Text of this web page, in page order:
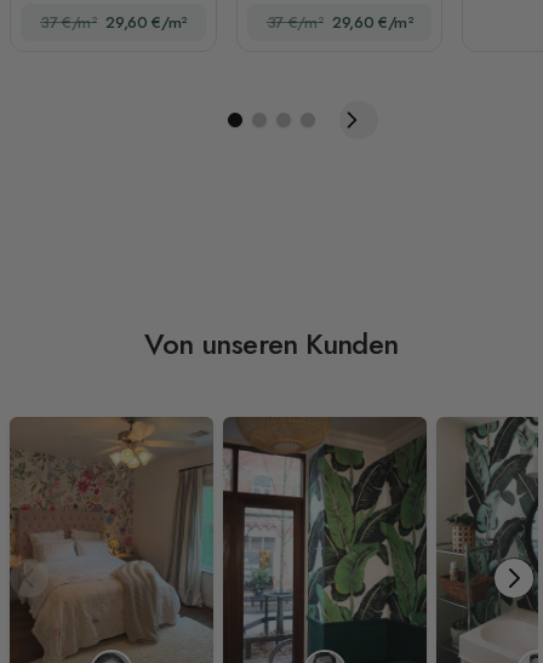
37 €/m² 29,60 €/m²
Kinder
37 €/m² 29,60 €/m²
Von unseren Kunden